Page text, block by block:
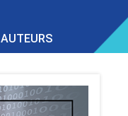
AUTEURS